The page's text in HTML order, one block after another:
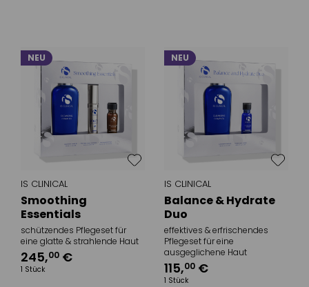
NEU
IS CLINICAL
Smoothing
Essentials
schützendes Pflegeset für
eine glatte & strahlende Haut
245,00 €
1 Stück
NEU
IS CLINICAL
Balance & Hydrate
Duo
effektives & erfrischendes
Pflegeset für eine
ausgeglichene Haut
115,00 €
1 Stück